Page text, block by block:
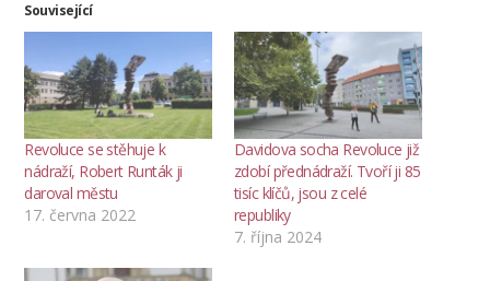
Související
Revoluce se stěhuje k
nádraží, Robert Runták ji
daroval městu
17. června 2022
Davidova socha Revoluce již
zdobí přednádraží. Tvoří ji 85
tisíc klíčů, jsou z celé
republiky
7. října 2024